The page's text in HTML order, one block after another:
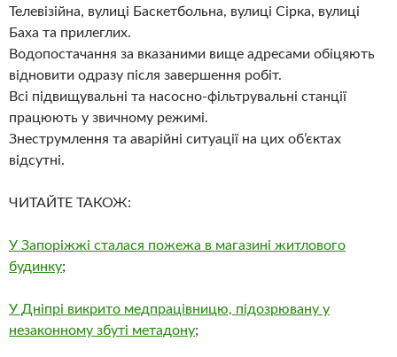
Телевізійна, вулиці Баскетбольна, вулиці Сірка, вулиці
Баха та прилеглих.
Водопостачання за вказаними вище адресами обіцяють
відновити одразу після завершення робіт.
Всі підвищувальні та насосно-фільтрувальні станції
працюють у звичному режимі.
Знеструмлення та аварійні ситуації на цих об’єктах
відсутні.
ЧИТАЙТЕ ТАКОЖ:
У Запоріжжі сталася пожежа в магазині житлового
будинку;
У Дніпрі викрито медпрацівницю, підозрювану у
незаконному збуті метадону;